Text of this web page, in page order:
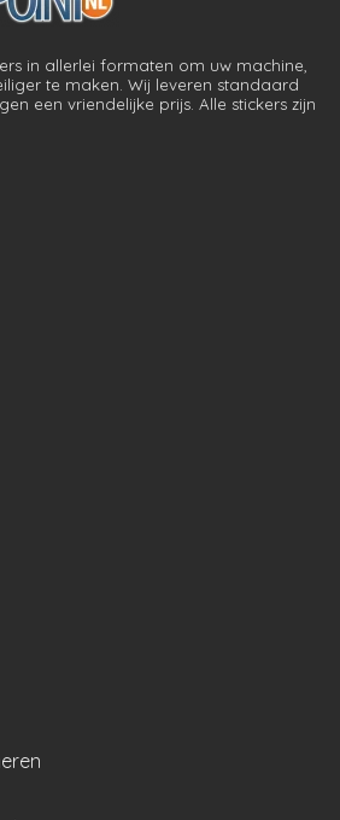
in allerlei formaten om uw machine,
te maken. Wij leveren standaard
een vriendelijke prijs. Alle stickers zijn